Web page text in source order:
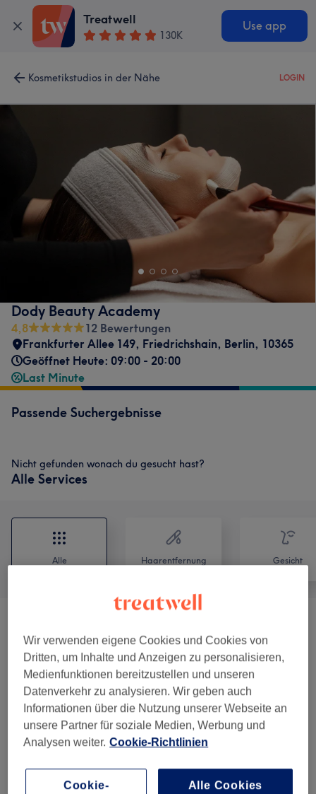
Treatwell
130K
Use app
Kosmetikstudios in der Nähe LOGIN
Dody Beauty Academy
4,8
12 Bewertungen
Frankfurter Allee 149, Friedrichshain, Berlin, 10365
Geöffnet Heute: 09:00 - 20:00
Last Minute
Passende Suchergebnisse
Nicht gefunden wonach du gesucht hast?
Alle Services
Alle Haarentfernung Gesicht
Wimpernverlängerungen (1) 30 €
Make-Up (2) ab 75 €
Dauerhafte Haarentfernung Medizensche
Hochleistunglaser4W KI PRO MAX (18
Wir verwenden eigene Cookies und Cookies von
Dritten, um Inhalte und Anzeigen zu personalisieren,
Medienfunktionen bereitzustellen und unseren
Datenverkehr zu analysieren. Wir geben auch
Informationen über die Nutzung unserer Webseite an
unsere Partner für soziale Medien, Werbung und
Analysen weiter. Cookie-Richtlinien
Cookie-
Alle Cookies